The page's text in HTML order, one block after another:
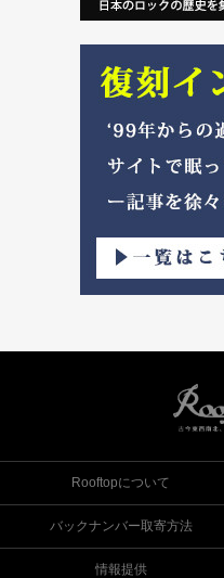
Rooftopについて
バックナンバー取寄方法
情報提供